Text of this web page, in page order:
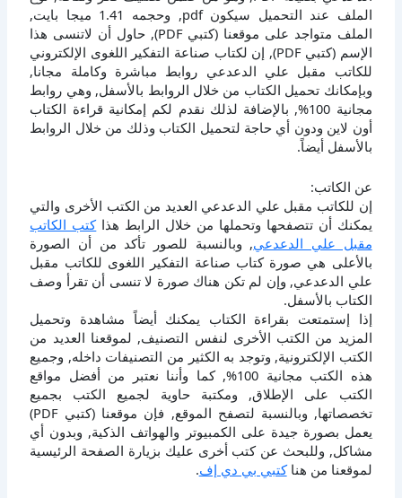
الملف عند التحميل سيكون pdf, وحجمه 1.41 ميجا بايت,
الملف متواجد على موقعنا (كتبي PDF), حاول أن لاتنسى هذا
الإسم (كتبي PDF), إن لكتاب صناعة التفكير اللغوى الإلكتروني
للكاتب مقبل علي الدعدعي روابط مباشرة وكاملة مجانا,
وبإمكانك تحميل الكتاب من خلال الروابط بالأسفل, وهي روابط
مجانية 100%, بالإضافة لذلك نقدم لكم إمكانية قراءة الكتاب
أون لاين ودون أي حاجة لتحميل الكتاب وذلك من خلال الروابط
بالأسفل أيضاً.
عن الكاتب:
إن للكاتب مقبل علي الدعدعي العديد من الكتب الأخرى والتي
يمكنك أن تتصفحها وتحملها من خلال الرابط هذاكتب الكاتب
مقبل علي الدعدعي, وبالنسبة للصور تأكد من أن الصورة
بالأعلى هي صورة كتاب صناعة التفكير اللغوى للكاتب مقبل
علي الدعدعي, وإن لم تكن هناك صورة لا تنسى أن تقرأ وصف
الكتاب بالأسفل.
إذا إستمتعت بقراءة الكتاب يمكنك أيضاً مشاهدة وتحميل
المزيد من الكتب الأخرى لنفس التصنيف, لموقعنا العديد من
الكتب الإلكترونية, وتوجد به الكثير من التصنيفات داخله, وجميع
هذه الكتب مجانية 100%, كما وأننا نعتبر من أفضل مواقع
الكتب على الإطلاق, ومكتبة حاوية لجميع الكتب بجميع
تخصصاتها, وبالنسبة لتصفح الموقع, فإن موقعنا (كتبي PDF)
يعمل بصورة جيدة على الكمبيوتر والهواتف الذكية, وبدون أي
مشاكل, وللبحث عن كتب أخرى عليك بزيارة الصفحة الرئيسية
لموقعنا من هناكتبي بي دي إف.